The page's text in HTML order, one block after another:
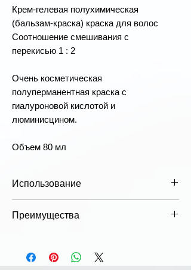
Крем-гелевая полухимическая
(бальзам-краска) краска для волос
Соотношение смешивания с
перекисью 1 : 2
Очень косметическая
полуперманентная краска с
гиалуроновой кислотой и
люминисцином.
Объем 80 мл
Использование
дозах с эмульсией нужной
оставьте на предписанное время.
Тщательно вымойте шампунем, для
Преимущества
дерматологами